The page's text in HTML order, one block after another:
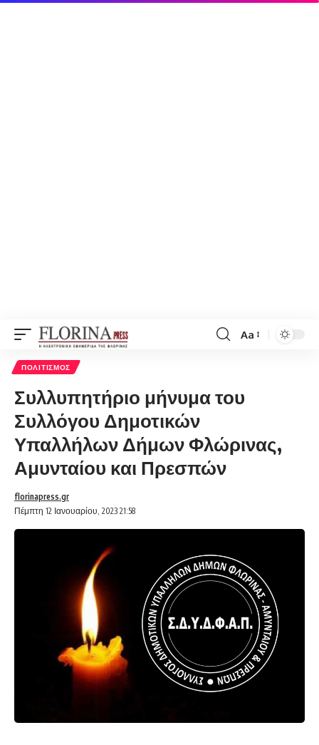
Font
Aa
ΠΟΛΙΤΙΣΜΌΣ
Συλλυπητήριο μήνυμα του
Συλλόγου Δημοτικών
Υπαλλήλων Δήμων Φλώρινας,
Αμυνταίου και Πρεσπών
Πέμπτη 12 Ιανουαρίου, 2023 21:58
florinapress.gr